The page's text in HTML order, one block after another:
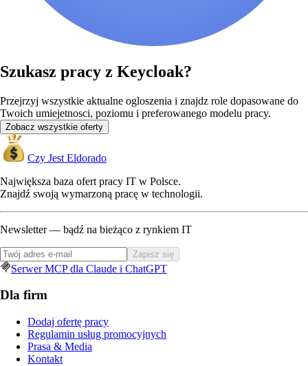
Szukasz pracy z Keycloak?
Przejrzyj wszystkie aktualne ogloszenia i znajdz role dopasowane do
Twoich umiejetnosci, poziomu i preferowanego modelu pracy.
Zobacz wszystkie oferty
Czy Jest Eldorado
Największa baza ofert pracy IT w Polsce.
Znajdź swoją wymarzoną pracę w technologii.
Newsletter — bądź na bieżąco z rynkiem IT
Zapisz się
Serwer MCP dla Claude i ChatGPT
Dla firm
Dodaj ofertę pracy
Regulamin usług promocyjnych
Prasa & Media
Kontakt